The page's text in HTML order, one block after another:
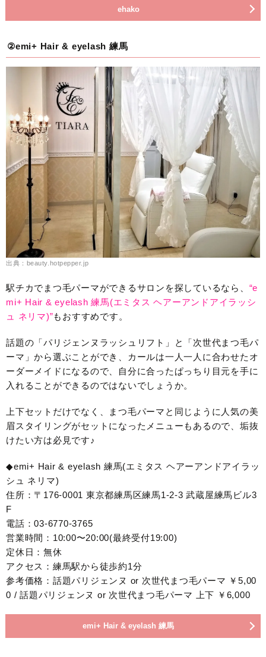
ehako
②emi+ Hair & eyelash 練馬
出典：beauty.hotpepper.jp
駅チカでまつ毛パーマができるサロンを探しているなら、 “e
mi+ Hair & eyelash 練馬(エミタス ヘアーアンドアイラッシ
ュ ネリマ)”もおすすめです。
話題の「パリジェンヌラッシュリフト」と「次世代まつ毛パ
ーマ」から選ぶことができ、カールは一人一人に合わせたオ
ーダーメイドになるので、自分に合ったぱっちり目元を手に
入れることができるのではないでしょうか。
上下セットだけでなく、まつ毛パーマと同じように人気の美
眉スタイリングがセットになったメニューもあるので、垢抜
けたい方は必見です♪
◆emi+ Hair & eyelash 練馬(エミタス ヘアーアンドアイラッ
シュ ネリマ)
住所：〒176-0001 東京都練馬区練馬1-2-3 武蔵屋練馬ビル3
F
電話：03-6770-3765
営業時間：10:00〜20:00(最終受付19:00)
定休日：無休
アクセス：練馬駅から徒歩約1分
参考価格：話題パリジェンヌ or 次世代まつ毛パーマ ￥5,00
0 / 話題パリジェンヌ or 次世代まつ毛パーマ 上下 ￥6,000
emi+ Hair & eyelash 練馬